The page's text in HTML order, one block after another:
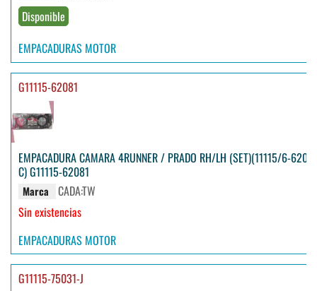
Disponible
EMPACADURAS MOTOR
G11115-62081
EMPACADURA CAMARA 4RUNNER / PRADO RH/LH (SET)(11115/6-
C) G11115-62081
Marca
CADA:TW
Sin existencias
EMPACADURAS MOTOR
G11115-75031-J